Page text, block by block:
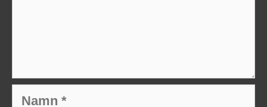
Namn